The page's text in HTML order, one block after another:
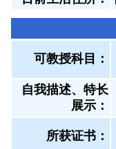
可教授科目：
自我描述、特长
展示 ：
所获证书 ：